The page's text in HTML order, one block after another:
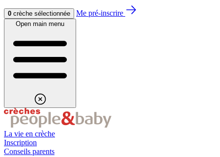
Aller au contenuAller au footer
0 crèche sélectionnée Me pré-inscrire
Open main menu
La vie en crèche
Inscription
Conseils parents